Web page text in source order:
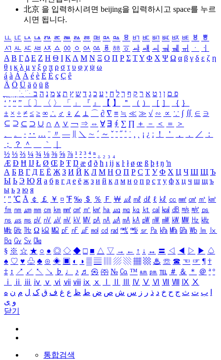
北京 을 입력하시려면 beijing을 입력하시고 space를 누르
시면 됩니다.
ㅥ ㅦ ㅧ ㅨ ㅩ ㅪ ㅫ ㅬ ㅭ ㅮ ㅯ ㅰ ㅱ ㅲ ㅳ ㅴ ㅵ ㅶ ㅷ ㅸ
ㅹ
ㅺ ㅻ ㅼ ㅽ ㅾ ㅿ ㆀ ㆁ ㆂ ㆃ ㆄ ㆅ ㆆ ㆇ ㆈ ㆉ ㆊ ㆋ ㆌ ㆍ
ㆎ
Α Β ΓΔ Ε Ζ Η Θ Ι ΚΛ Μ Ν Ξ Ο Π Ρ Σ ΤΥ Φ Χ Ψ Ω α β γ δ ε ζ η
θ ι κ λ μ ν ξ ο π ρ σ τ υ φ χ ψ ω
á à Á À é è É È ç Ç ê
Ä Ö Ü ä ö ü ß
ִֶֹ ֻּ ׁׂ פ ם ן ו ט א ר ק ף ך ל ח י ע כ ג ד ש ץ ת צ מ נ ה ב
‘ ’ “ ” 〔 〕 〈 〉 「 」 『 』 【 】 ＂ （ ） ［ ］ ｛ ｝
± × ÷ ≠ ≤ ≥ ∞ ∴ ♂ ♀ ∠ ⊥ ⌒ ∂ ∇ ≡ ≒ ≪ ≫ √ ∽ ∝ ∵ ∫ ∬ ∈ ∋
⊆ ⊇ ⊂ ⊃ ∪ ∩ ∧ ∨ ￢ ⇒ ⇔ ∀ ∃ ∮ ∑ ∏ ＋ － ＜ ＝
＞
、
。 · ‥ … ¨ 〃 ― ＼ ∼ ´ ～ ˇ ˘ ˝ ˚ ˙ ¸ ¡ ¿ ː ！ ＇ ， ． ／
：
；
？ ＾ ｀
½ ⅓ ⅔ ¼ ¾ ⅛ ⅜ ⅝ ⅞ ¹ ² ³ ⁴ ⁿ ₁ ₂ ₃ ₄
Æ Ð Ħ Ĳ Ł Ø Œ Þ Ŧ Ŋ æ đ ð ħ ı ĳ ĸ ŀ ł ø œ ß þ ŧ ŋ ŉ
А Б В Г Д Е Ё Ж З И Й К Л М Н О П Р С Т У Ф Х Ц Ч Ш Щ Ъ
Ы Ь Э Ю Я а б в г д е ё ж з и й к л м н о п р с т у ф х ц ч ш щ ъ
ы ь э ю я
′ ″ ℃ Å ￠ ￡ ￥ ¤ ℉ ‰ ＄ ％ Ｆ ￦ ㎕ ㎖ ㎗ ℓ ㎘ ㏄ ㎣ ㎤ ㎥ ㎦
㎙ ㎚ ㎛ ㎜ ㎝ ㎞ ㎟ ㎠ ㎡ ㎢ ㏊ ㎍ ㎎ ㎏ ㏏ ㎈ ㎉ ㏈ ㎧ ㎨ ㎰
㎱ ㎲ ㎳ ㎴ ㎵ ㎶ ㎷ ㎸ ㎹ ㎀ ㎁ ㎂ ㎃ ㎄ ㎺ ㎻ ㎽ ㎾ ㎿ ㎐ ㎑
㎒ ㎓ ㎔ Ω ㏀ ㏁ ㎊ ㎋ ㎌ ㏖ ㏅ ㎭ ㎮ ㎯ ㏛ ㎩ ㎪ ㎫ ㎬ ㏝ ㏐
㏓
㏃ ㏉ ㏜ ㏆
§ ※ ☆ ★ ○ ● ◎ ◇ ◆ □ ■ △ ▽ → ← ↑ ↓ ↔ 〓 ◁ ◀ ▷ ▶ ♤
♠ ♡ ♥ ♧ ♣ ⊙ ◈ ▣ ◐ ◑ ▒ ▤ ▨ ▧ ▦ ▩ ♨ ☏ ☎ ☜ ☞ ¶ †
‡ ↕ ↗ ↙ ↖ ↘ ♭ ♩ ♪ ♬ ㉿ ㈜ № ㏇ ™ ㏂ ㏘ ℡ ＃ ＆ ＊ ＠ ª º
ⅰ
ⅱ ⅲ ⅳ ⅴ ⅵ ⅶ ⅷ ⅸ ⅹ Ⅳ Ⅴ Ⅵ Ⅶ Ⅷ Ⅸ Ⅹ
ب ت ث ج ح خ د ذ ر ز س ش ص ض ط ظ ع غ ف ق ک ل م ن ه
و ی
닫기
통합검색